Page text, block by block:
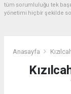
tüm sorumluluğu tek
yönetimi hiçbir şekilde
Anasayfa